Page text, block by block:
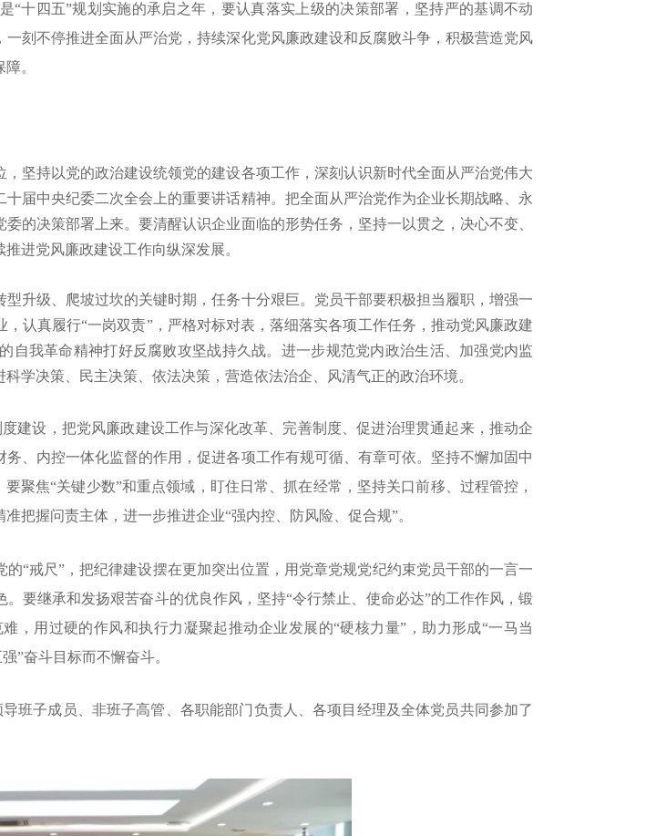
“十四五”规划实施的承启之年，要认真落实上级的决策部署，坚持严的基调不动
刻不停推进全面从严治党，持续深化党风廉政建设和反腐败斗争，积极营造党风
。
，坚持以党的政治建设统领党的建设各项工作，深刻认识新时代全面从严治党伟大
届中央纪委二次全会上的重要讲话精神。把全面从严治党作为企业长期战略、永
的决策部署上来。要清醒认识企业面临的形势任务，坚持一以贯之，决心不变、
进党风廉政建设工作向纵深发展。
型升级、爬坡过坎的关键时期 ，任务十分艰巨。 党员干部要积极担当履职，增强一
，认真履行“一岗双责”， 严格对标对表，落细落实各项工作任务 ， 推动党风廉政建
自我革命精神打好反腐败攻坚战持久战。进一步规范党内政治生活、加强党内监
学决策、民主决策、依法决策，营造依法治企、风清气正的政治环境。
建设， 把党风廉政建设工作与深化改革、完善制度、促进治理贯通起来， 推动企
、内控一体化监督的作用，促进各项工作有规可循、有章可依。坚持不懈加固中
聚焦“关键少数”和重点领域， 盯住日常、抓在经常， 坚持关口前移、过程管控，
把握问责主体， 进一步推进企业“强内控、防风险、促合规”。
的“戒尺”，把纪律建设摆在更加突出位置，用党章党规党纪约束党员干部的一言一
。要继承和发扬艰苦奋斗的优良作风，坚持“令行禁止、使命必达”的工作作风，锻
，用过硬的作风和执行力凝聚起推动企业发展的“硬核力量”，助力形成“一马当
”奋斗目标而不懈奋斗。
班子成员、非班子高管、各职能部门负责人、各项目经理及全体党员共同参加了